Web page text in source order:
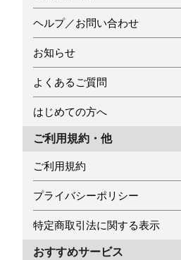
ヘルプ／お問い合わせ
お知らせ
よくあるご質問
はじめての方へ
ご利用規約・他
ご利用規約
プライバシーポリシー
特定商取引法に関する表示
おすすめサービス